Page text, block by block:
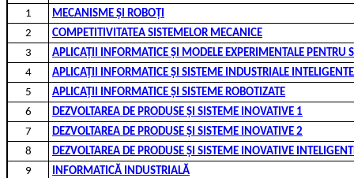
1
MECANISME ŞI ROBOȚI
2
COMPETITIVITATEA SISTEMELOR MECANICE
3
APLICAȚII INFORMATICE ȘI MODELE EXPERIMENTALE PENTRU
4
APLICAȚII INFORMATICE ȘI SISTEME INDUSTRIALE INTELIGENTE
5
APLICAȚII INFORMATICE ȘI SISTEME ROBOTIZATE
6
DEZVOLTAREA DE PRODUSE ȘI SISTEME INOVATIVE 1
7
DEZVOLTAREA DE PRODUSE ȘI SISTEME INOVATIVE 2
8
DEZVOLTAREA DE PRODUSE ȘI SISTEME INOVATIVE
9
INFORMATICĂ INDUSTRIALĂ